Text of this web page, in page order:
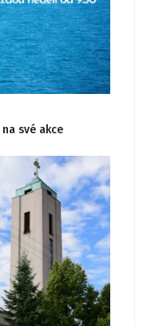
své akce